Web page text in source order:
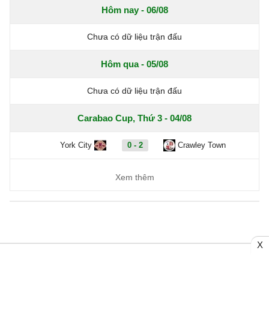
Hôm nay - 06/08
Chưa có dữ liệu trận đấu
Hôm qua - 05/08
Chưa có dữ liệu trận đấu
Carabao Cup, Thứ 3 - 04/08
York City 0 - 2 Crawley Town
Xem thêm
X